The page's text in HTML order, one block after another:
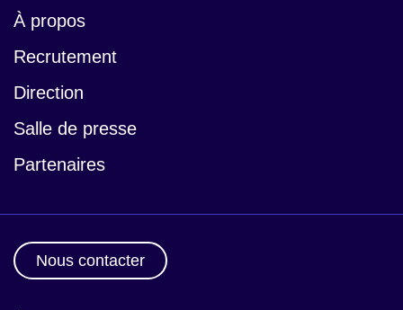
À propos
Recrutement
Direction
Salle de presse
Partenaires
Nous contacter